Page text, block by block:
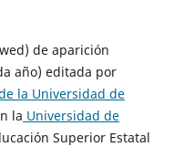
de aparición
año) editada por
la Universidad de
la Universidad de
Superior Estatal